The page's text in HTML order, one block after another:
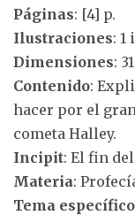
Páginas: [4] p.
Ilustraciones: 1
Dimensiones:
Contenido:
hacer por el
cometa Halley.
Incipit: El fin
Materia:
Tema específico